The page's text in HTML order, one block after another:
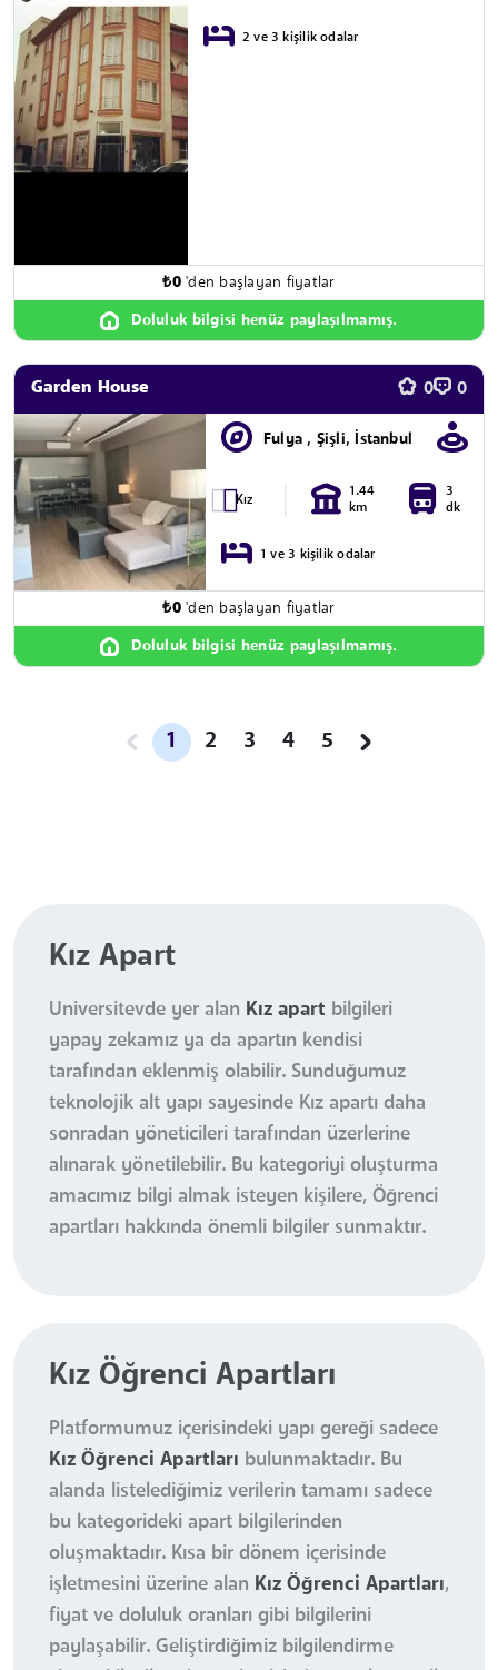
2 ve 3 kişilik odalar
₺0'den başlayan fiyatlar
Doluluk bilgisi henüz paylaşılmamış.
Garden House 0 0
Fulya , Şişli, İstanbul
Kız
1.44
km
3
dk
1 ve 3 kişilik odalar
₺0'den başlayan fiyatlar
Doluluk bilgisi henüz paylaşılmamış.
1 2 3 4 5
Kız Apart
Universitevde yer alan Kız apart bilgileri
yapay zekamız ya da apartın kendisi
tarafından eklenmiş olabilir. Sunduğumuz
teknolojik alt yapı sayesinde Kız apartı daha
sonradan yöneticileri tarafından üzerlerine
alınarak yönetilebilir. Bu kategoriyi oluşturma
amacımız bilgi almak isteyen kişilere, Öğrenci
apartları hakkında önemli bilgiler sunmaktır.
Kız Öğrenci Apartları
Platformumuz içerisindeki yapı gereği sadece
Kız Öğrenci Apartları bulunmaktadır. Bu
alanda listelediğimiz verilerin tamamı sadece
bu kategorideki apart bilgilerinden
oluşmaktadır. Kısa bir dönem içerisinde
işletmesini üzerine alan Kız Öğrenci Apartları,
fiyat ve doluluk oranları gibi bilgilerini
paylaşabilir. Geliştirdiğimiz bilgilendirme